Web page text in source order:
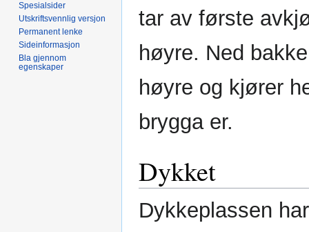
tar av første
høyre. Ned
høyre og kjører
brygga er.
Dykket
Dykkeplassen
Spesialsider
Utskriftsvennlig versjon
Permanent lenke
Sideinformasjon
Bla gjennom
egenskaper